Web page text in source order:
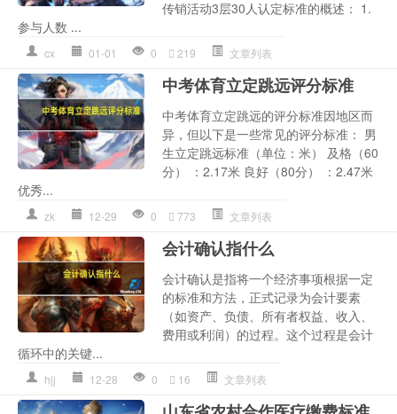
传销活动3层30人认定标准的概述： 1.
参与人数 ...
cx 01-01 0 219 文章列表
中考体育立定跳远评分标准
中考体育立定跳远的评分标准因地区而
异，但以下是一些常见的评分标准： 男
生立定跳远标准（单位：米） 及格（60
分） ：2.17米 良好（80分） ：2.47米
优秀...
zk 12-29 0 773 文章列表
会计确认指什么
会计确认是指将一个经济事项根据一定
的标准和方法，正式记录为会计要素
（如资产、负债、所有者权益、收入、
费用或利润）的过程。这个过程是会计
循环中的关键...
h|j 12-28 0 16 文章列表